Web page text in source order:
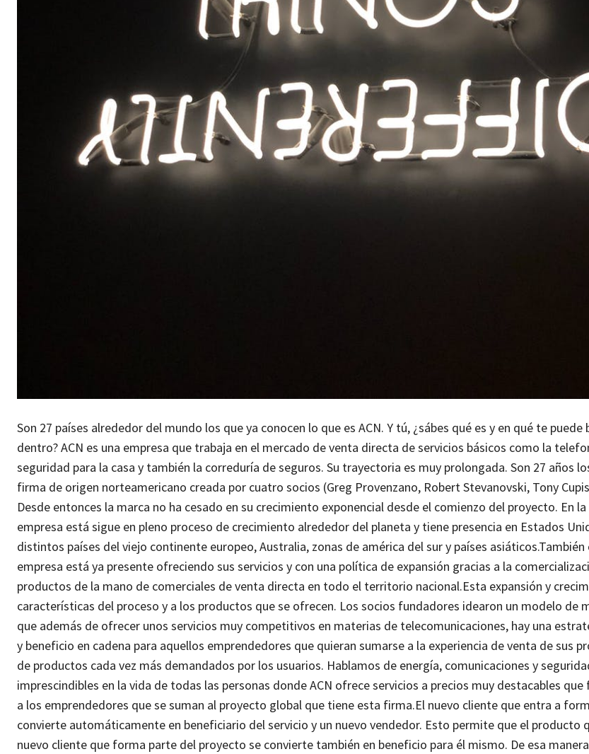
Son 27 países alrededor del mundo los que ya conocen lo que es ACN. Y tú, ¿sábes qué es y en qué te
dentro? ACN es una empresa que trabaja en el mercado de venta directa de servicios básicos como la
seguridad para la casa y también la correduría de seguros. Su trayectoria es muy prolongada. Son 27 años
firma de origen norteamericano creada por cuatro socios (Greg Provenzano, Robert Stevanovski, Tony
Desde entonces la marca no ha cesado en su crecimiento exponencial desde el comienzo del proyecto. En
empresa está sigue en pleno proceso de crecimiento alrededor del planeta y tiene presencia en Estados
distintos países del viejo continente europeo, Australia, zonas de américa del sur y países asiáticos.También
empresa está ya presente ofreciendo sus servicios y con una política de expansión gracias a la
productos de la mano de comerciales de venta directa en todo el territorio nacional.Esta expansión y
características del proceso y a los productos que se ofrecen. Los socios fundadores idearon un modelo de
que además de ofrecer unos servicios muy competitivos en materias de telecomunicaciones, hay una
y beneficio en cadena para aquellos emprendedores que quieran sumarse a la experiencia de venta de sus
de productos cada vez más demandados por los usuarios. Hablamos de energía, comunicaciones y
imprescindibles en la vida de todas las personas donde ACN ofrece servicios a precios muy destacables
a los emprendedores que se suman al proyecto global que tiene esta firma.El nuevo cliente que entra a
convierte automáticamente en beneficiario del servicio y un nuevo vendedor. Esto permite que el producto
nuevo cliente que forma parte del proyecto se convierte también en beneficio para él mismo. De esa